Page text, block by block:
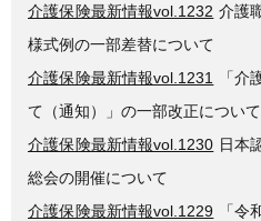
介護保険最新情報vol.1232 介護
様式例の一部差替について
介護保険最新情報vol.1231
「介
て（通知）」の一部改正について
介護保険最新情報vol.1230 日本
総会の開催について
介護保険最新情報vol.1229 「令